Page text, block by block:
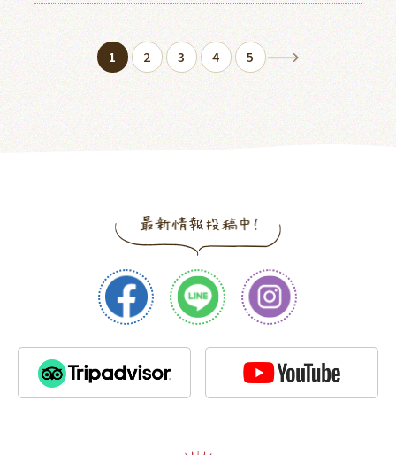
1 2 3 4 5